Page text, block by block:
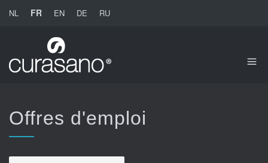
NL FR EN DE RU
Offres d'emploi